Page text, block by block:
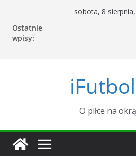
treści
sobota, 8
Ostatnie
wpisy:
O piłce na